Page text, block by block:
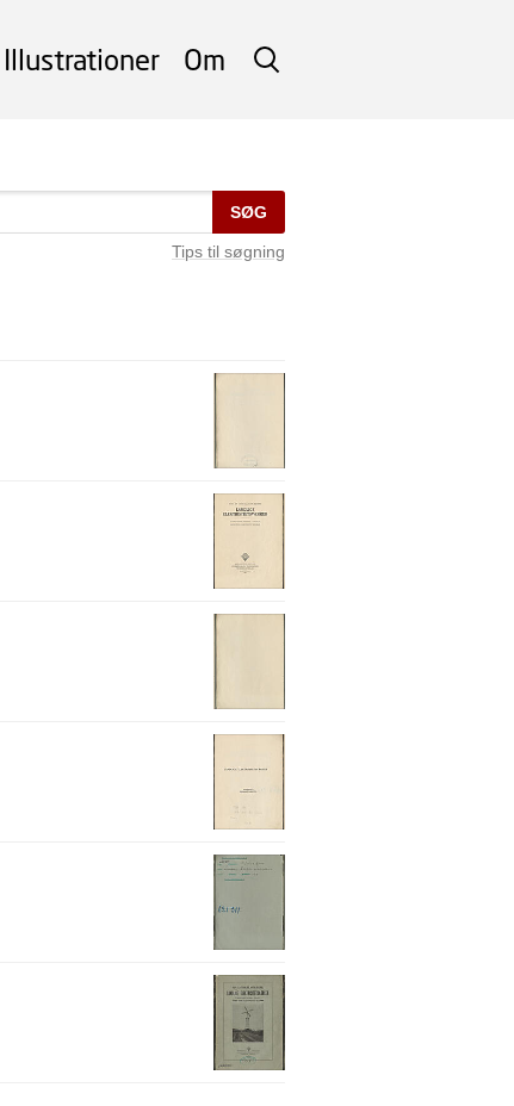
SØG
Illustrationer Om
SØG
Tips til søgning